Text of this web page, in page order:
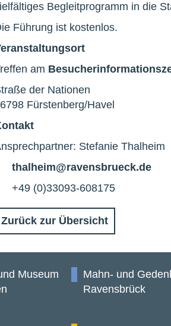
Begleitprogramm in die
Führung ist kostenlos.
am
der Nationen
Fürstenberg/Havel
Stefanie Thalheim
E-
Mail
thalheim@ravensbrueck.de
Telefon
+49 (0)33093-608175
Zurück zur Übersicht
Museum
Mahn- und
Ravensbrück